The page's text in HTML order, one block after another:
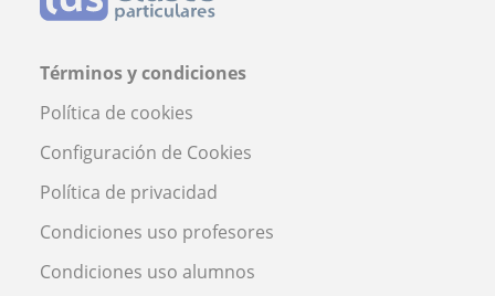
Términos y condiciones
Política de cookies
Configuración de Cookies
Política de privacidad
Condiciones uso profesores
Condiciones uso alumnos